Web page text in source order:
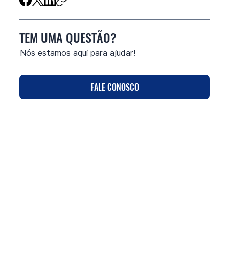
TEM UMA QUESTÃO?
Nós estamos aqui para ajudar!
FALE CONOSCO